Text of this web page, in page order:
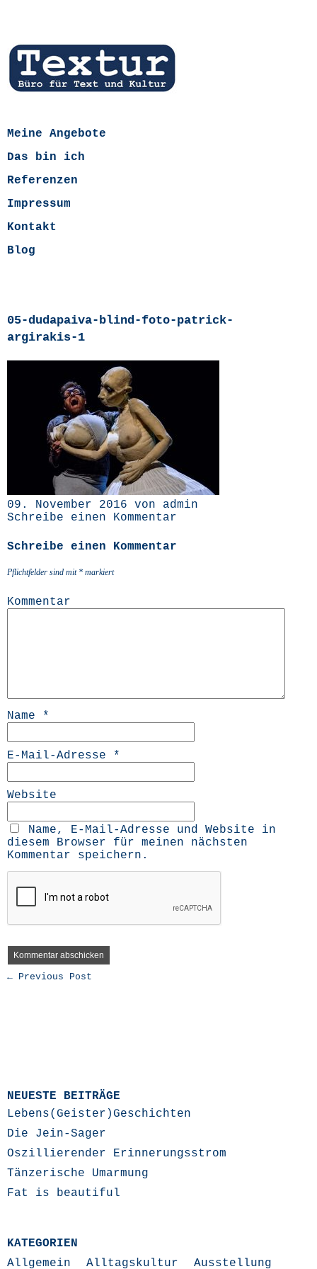
Meine Angebote
Das bin ich
Referenzen
Impressum
Kontakt
Blog
05-dudapaiva-blind-foto-patrick-
argirakis‑1
09. November 2016 von admin
Schreibe einen Kommentar
Schreibe einen Kommentar
Pflichtfelder sind mit * markiert
Kommentar
Name *
E-Mail-Adresse *
Website
Name, E-Mail-Adresse und Website in
diesem Browser für meinen nächsten
Kommentar speichern.
← Previous Post
NEUESTE BEITRÄGE
Lebens(Geister)Geschichten
Die Jein-Sager
Oszillierender Erinnerungsstrom
Tänzerische Umarmung
Fat is beautiful
KATEGORIEN
Allgemein
Alltagskultur Ausstellung